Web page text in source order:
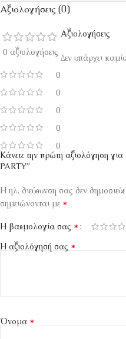
Αξιολογήσεις (0)
0 αξιολογήσεις
0
0
0
0
0
Αξιολογήσεις
Δεν υπάρχει
Κάνετε την πρώτη αξιολόγηση
PARTY”
Η ηλ. διεύθυνση σας δεν
σημειώνονται με *
Η βαθμολογία σας *
Η αξιολόγησή σας *
Όνομα *